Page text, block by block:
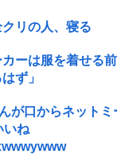
リの人、寝る
ーは服を着せる
ず」
が口からネット
いね